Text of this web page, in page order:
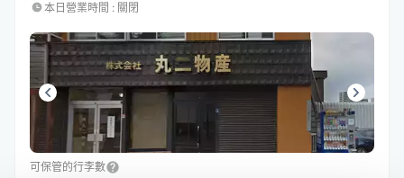
本日營業時間 : 關閉
可保管的行李數